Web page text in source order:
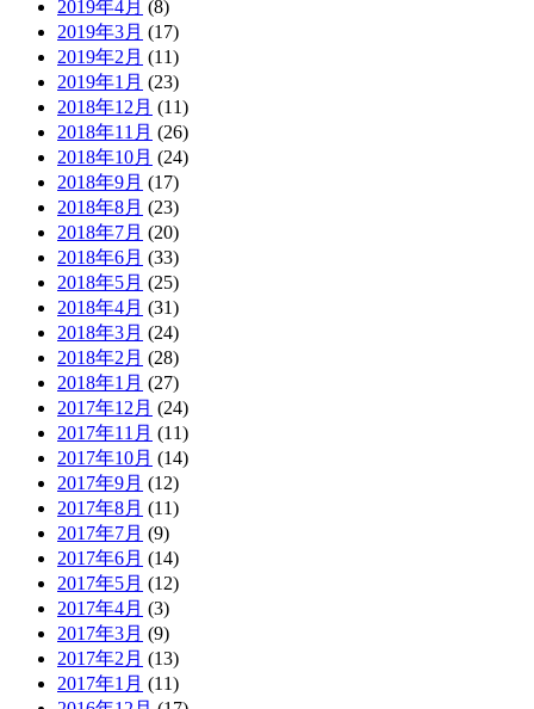
2019年4月 (8)
2019年3月 (17)
2019年2月 (11)
2019年1月 (23)
2018年12月 (11)
2018年11月 (26)
2018年10月 (24)
2018年9月 (17)
2018年8月 (23)
2018年7月 (20)
2018年6月 (33)
2018年5月 (25)
2018年4月 (31)
2018年3月 (24)
2018年2月 (28)
2018年1月 (27)
2017年12月 (24)
2017年11月 (11)
2017年10月 (14)
2017年9月 (12)
2017年8月 (11)
2017年7月 (9)
2017年6月 (14)
2017年5月 (12)
2017年4月 (3)
2017年3月 (9)
2017年2月 (13)
2017年1月 (11)